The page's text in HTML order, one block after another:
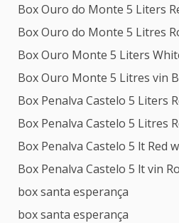
Box Ouro do Monte 5 Liters
Box Ouro do Monte 5 Litres
Box Ouro Monte 5 Liters
Box Ouro Monte 5 Litres vin
Box Penalva Castelo 5 Liters
Box Penalva Castelo 5 Litres
Box Penalva Castelo 5 lt Red
Box Penalva Castelo 5 lt vin
box santa esperança
box santa esperança